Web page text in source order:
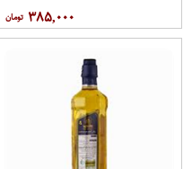
۳۸۵,۰۰۰